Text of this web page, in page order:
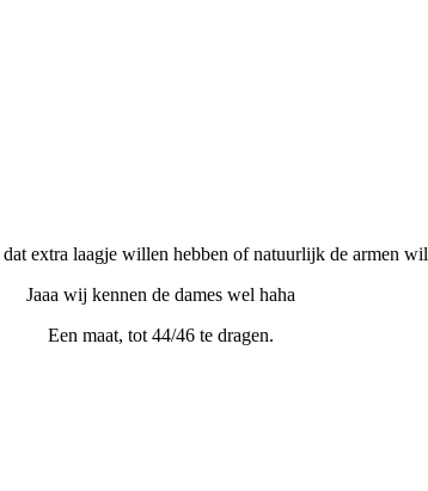
extra laagje willen hebben of natuurlijk de armen
Jaaa wij kennen de dames wel haha
Een maat, tot 44/46 te dragen.